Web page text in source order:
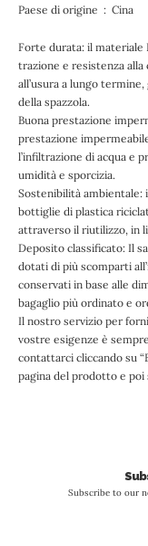
Paese di origine ‏ : ‎ Cina
Forte durata: il materiale
trazione e resistenza alla
all’usura a lungo
della spazzola.
Buona prestazione
prestazione
l’infiltrazione di acqua e
umidità e sporcizia.
Sostenibilità ambientale:
bottiglie di plastica
attraverso il riutilizzo, in
Deposito classificato: Il
dotati di più scomparti
conservati in base alle
bagaglio più ordinato e
Il nostro servizio per
vostre esigenze è
contattarci cliccando su
pagina del prodotto e poi
Subscribe to our